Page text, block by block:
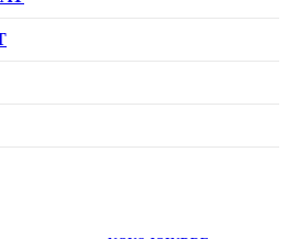
VOTRE VÉHICULE
ESSAI ROUTIER
PRIX
CRÉDIT AUTO
RENDEZ-VOUS
SKYACTIV